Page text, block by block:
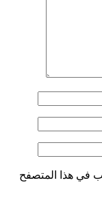
في هذا المتصفح